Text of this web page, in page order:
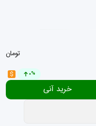
تومان
0%
$
خرید آنی